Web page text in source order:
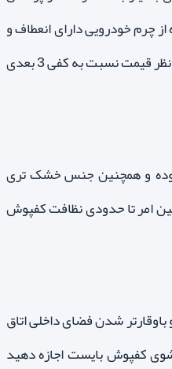
چرم خودرویی دارای انعطاف و
نرمی بیشتری می باشد و طبیعتا از نظر قیمت نسبت به کفی 3 بعدی
بوده و همچنین جنس خشک تری
که همین امر تا حدودی نظافت کفپوش
شدن فضای داخلی اتاق
کفپوش بایست اجازه دهید